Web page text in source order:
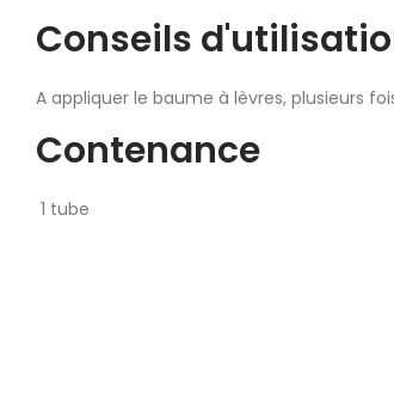
Conseils
A appliquer le baume à lèvres, plusieurs
Contenance
1 tube